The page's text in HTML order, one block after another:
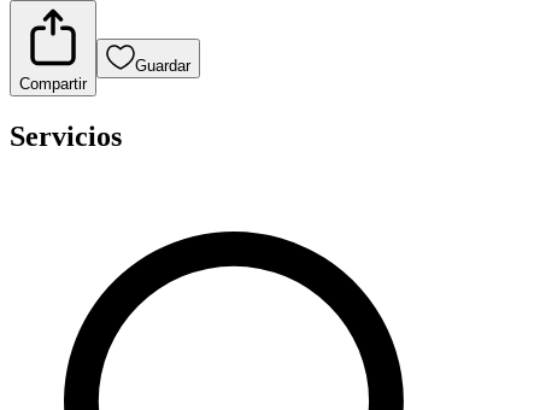
Compartir
Guardar
Servicios